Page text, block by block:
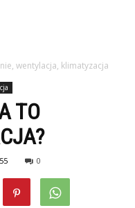
wentylacja, klimatyzacja
TO
0